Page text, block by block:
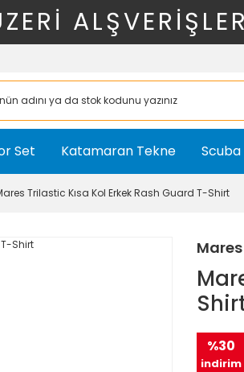
Set Katamaran Tekne Scuba
Trilastic Kısa Kol Erkek Rash Guard T-Shirt
Mares
%30
indirim